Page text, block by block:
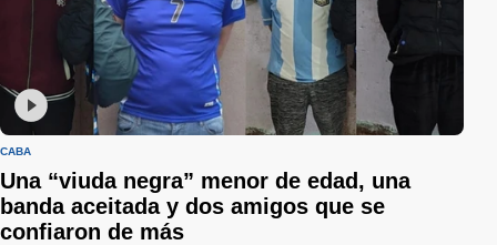
CABA
Una “viuda negra” menor de edad, una
banda aceitada y dos amigos que se
confiaron de más